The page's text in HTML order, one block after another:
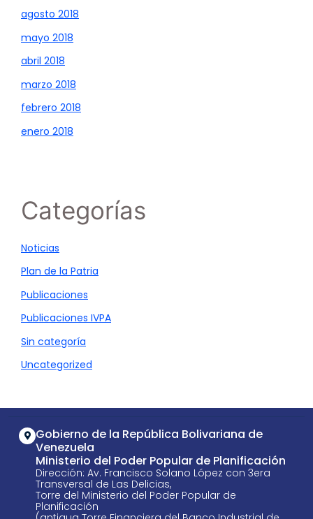
agosto 2018
mayo 2018
abril 2018
marzo 2018
febrero 2018
enero 2018
Categorías
Noticias
Plan de la Patria
Publicaciones
Publicaciones IVPA
Sin categoría
Uncategorized
Gobierno de la República Bolivariana de
Venezuela
Ministerio del Poder Popular de Planificación
Dirección: Av. Francisco Solano López con 3era
Transversal de Las Delicias,
Torre del Ministerio del Poder Popular de
Planificación